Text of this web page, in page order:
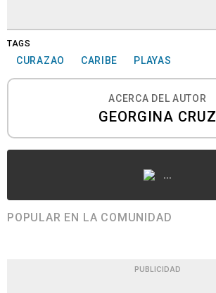
TAGS
CURAZAO CARIBE PLAYAS
ACERCA DEL AUTOR
GEORGINA CRUZ
...
POPULAR EN LA COMUNIDAD
PUBLICIDAD